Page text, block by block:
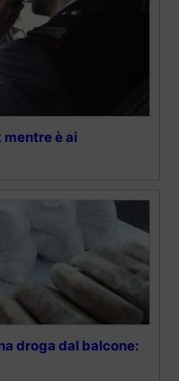
è ai
droga dal balcone: